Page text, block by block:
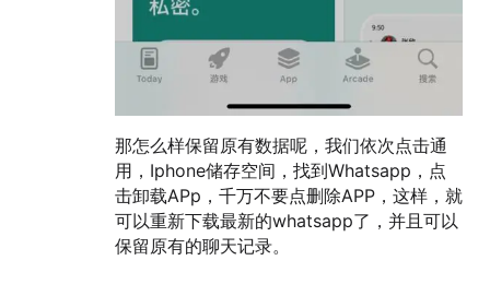
那怎么样保留原有数据呢，我们依次点击通
用，Iphone储存空间，找到Whatsapp，点
击卸载APp，千万不要点删除APP，这样，就
可以重新下载最新的whatsapp了，并且可以
保留原有的聊天记录。